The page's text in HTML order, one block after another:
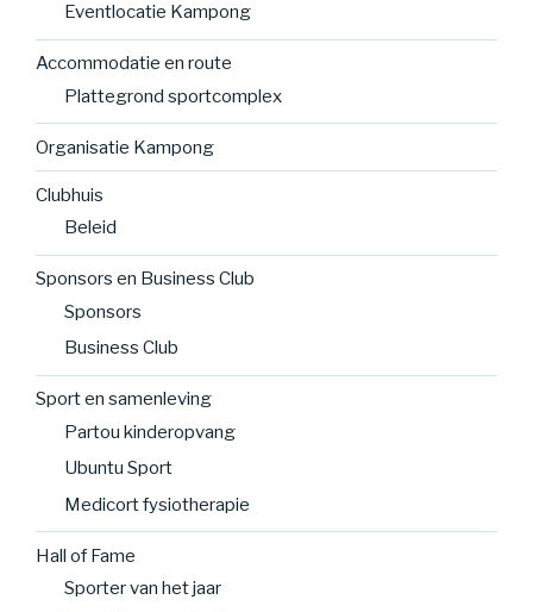
Eventlocatie Kampong
Accommodatie en route
Plattegrond sportcomplex
Organisatie Kampong
Clubhuis
Beleid
Sponsors en Business Club
Sponsors
Business Club
Sport en samenleving
Partou kinderopvang
Ubuntu Sport
Medicort fysiotherapie
Hall of Fame
Sporter van het jaar